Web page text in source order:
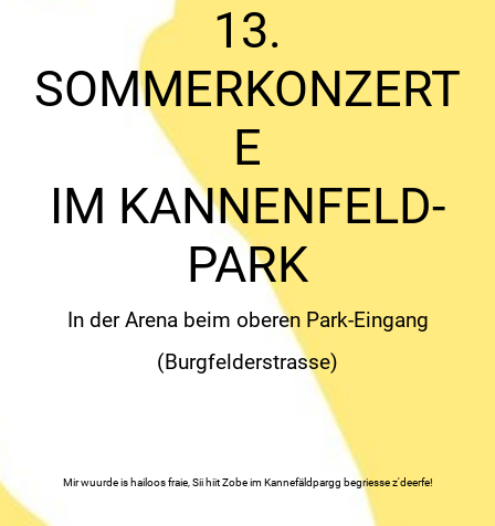
13.
SOMMERKONZERT
E
IM KANNENFELD-
PARK
In der Arena beim oberen Park-Eingang
(Burgfelderstrasse)
Mir wuurde is hailoos fraie, Sii hiit Zobe im Kannefäldpargg begriesse z'deerfe!